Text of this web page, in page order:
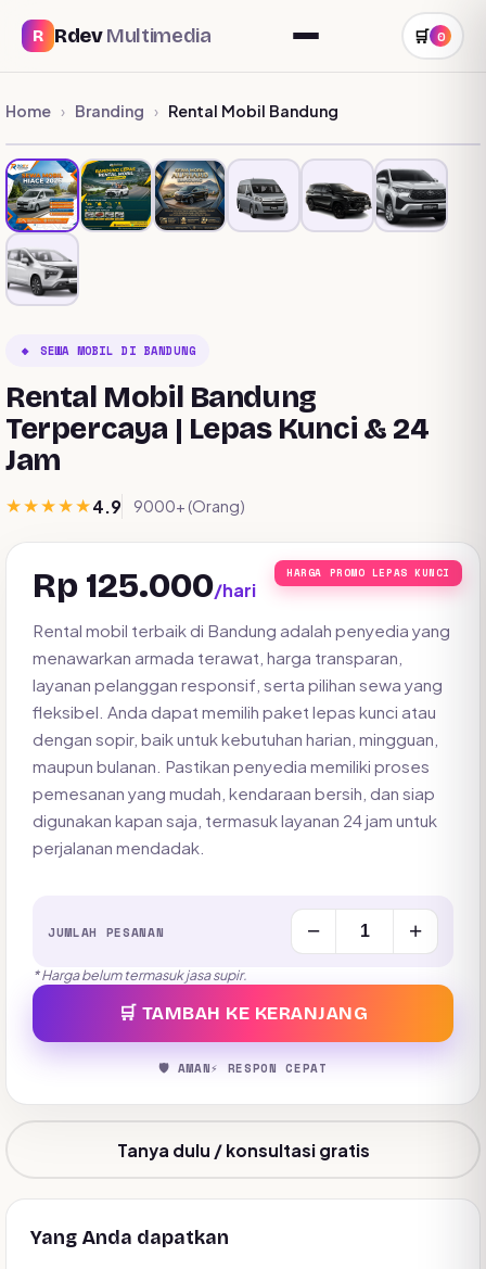
R RdevMultimedia 🛒 0
Home › Branding › Rental Mobil Bandung
🔸 SEWA MOBIL DI BANDUNG
Rental Mobil Bandung
Terpercaya | Lepas Kunci & 24
Jam
★★★★★4.9 9000+ (Orang)
HARGA PROMO LEPAS KUNCI
Rp 125.000/hari
Rental mobil terbaik di Bandung adalah penyedia yang
menawarkan armada terawat, harga transparan,
layanan pelanggan responsif, serta pilihan sewa yang
fleksibel. Anda dapat memilih paket lepas kunci atau
dengan sopir, baik untuk kebutuhan harian, mingguan,
maupun bulanan. Pastikan penyedia memiliki proses
pemesanan yang mudah, kendaraan bersih, dan siap
digunakan kapan saja, termasuk layanan 24 jam untuk
perjalanan mendadak.
JUMLAH PESANAN − +
* Harga belum termasuk jasa supir.
🛒 TAMBAH KE KERANJANG
🛡️ AMAN⚡ RESPON CEPAT
Tanya dulu / konsultasi gratis
Yang Anda dapatkan